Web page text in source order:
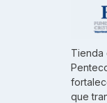
Tienda
que